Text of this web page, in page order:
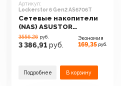
Артикул:
Lockerstor 6 Gen2 AS6706T
Сетевые накопители
(NAS) ASUSTOR
Lockerstor 6 Gen2
AS6706T
3556.26 руб.
3 386,91 руб.
Экономия
169,35 руб.
Подробнее В корзину